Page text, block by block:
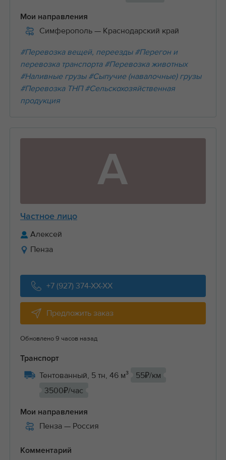
Мои направления
Симферополь — Краснодарский край
#Перевозка вещей, переезды #Перегон и
перевозка транспорта #Перевозка животных
#Наливные грузы #Сыпучие (навалочные) грузы
#Перевозка ТНП #Сельскохозяйственная
продукция
А
Частное лицо
Алексей
Пенза
+7 (927) 374-XX-XX
Предложить заказ
Обновлено 9 часов назад
Транспорт
Тентованный, 5 тн, 46 м³
55₽/км
3500₽/час
Мои направления
Пенза — Россия
Комментарий